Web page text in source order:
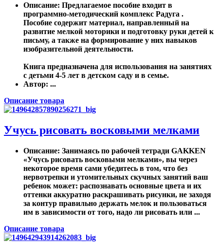
Описание: Предлагаемое пособие входит в
программно-методический комплекс Радуга .
Пособие содержит материал, направленный на
развитие мелкой моторики и подготовку руки детей к
письму, а также на формирование у них навыков
изобразительной деятельности.
Книга предназначена для использования на занятиях
с детьми 4-5 лет в детском саду и в семье.
Автор: ...
Описание товара
Учусь рисовать восковыми мелками
Описание: Занимаясь по рабочей тетради GAKKEN
«Учусь рисовать восковыми мелками», вы через
некоторое время сами убедитесь в том, что без
нервотрепки и утомительных скучных занятий ваш
ребенок может: распознавать основные цвета и их
оттенки аккуратно раскрашивать рисунки, не заходя
за контур правильно держать мелок и пользоваться
им в зависимости от того, надо ли рисовать или ...
Описание товара